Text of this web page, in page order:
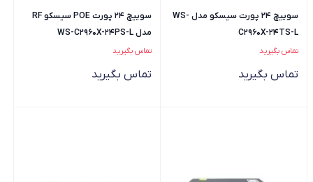
سوییچ 24 پورت سیسکو مدل WS-
C2960X-24TS-L
تماس بگیرید
تماس بگیرید
سوییچ 24 پورت POE سیسکو RF
مدل WS-C2960X-24PS-L
تماس بگیرید
تماس بگیرید